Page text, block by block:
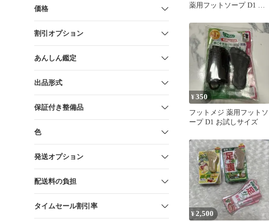
価格
割引オプション
あんしん鑑定
出品形式
保証付き整備品
色
発送オプション
配送料の負担
タイムセール割引率
薬用フットソープ D1 爽
質ケア 清潔に保つことを
サポート 消臭 足用スク
ラブ 足用石けん
¥350
フットメジ 薬用フットソ
ープ D1 お試しサイズ
¥2,500